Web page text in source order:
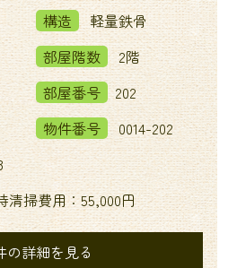
構造
軽量鉄骨
部屋階数
2階
部屋番号
202
物件番号
0014-202
清掃費用：55,000円
の詳細を見る